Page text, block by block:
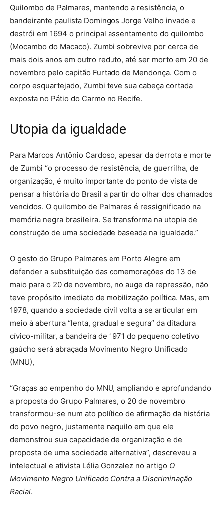
Quilombo de Palmares, mantendo a resistência, o
bandeirante paulista Domingos Jorge Velho invade e
destrói em 1694 o principal assentamento do quilombo
(Mocambo do Macaco). Zumbi sobrevive por cerca de
mais dois anos em outro reduto, até ser morto em 20 de
novembro pelo capitão Furtado de Mendonça. Com o
corpo esquartejado, Zumbi teve sua cabeça cortada
exposta no Pátio do Carmo no Recife.
Utopia da igualdade
Para Marcos Antônio Cardoso, apesar da derrota e morte
de Zumbi “o processo de resistência, de guerrilha, de
organização, é muito importante do ponto de vista de
pensar a história do Brasil a partir do olhar dos chamados
vencidos. O quilombo de Palmares é ressignificado na
memória negra brasileira. Se transforma na utopia de
construção de uma sociedade baseada na igualdade.”
O gesto do Grupo Palmares em Porto Alegre em
defender a substituição das comemorações do 13 de
maio para o 20 de novembro, no auge da repressão, não
teve propósito imediato de mobilização política. Mas, em
1978, quando a sociedade civil volta a se articular em
meio à abertura “lenta, gradual e segura” da ditadura
cívico-militar, a bandeira de 1971 do pequeno coletivo
gaúcho será abraçada Movimento Negro Unificado
(MNU),
“Graças ao empenho do MNU, ampliando e aprofundando
a proposta do Grupo Palmares, o 20 de novembro
transformou-se num ato político de afirmação da história
do povo negro, justamente naquilo em que ele
demonstrou sua capacidade de organização e de
proposta de uma sociedade alternativa”, descreveu a
intelectual e ativista Lélia Gonzalez no artigo O
Movimento Negro Unificado Contra a Discriminação
Racial.